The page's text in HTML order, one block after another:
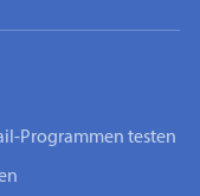
Programmen testen